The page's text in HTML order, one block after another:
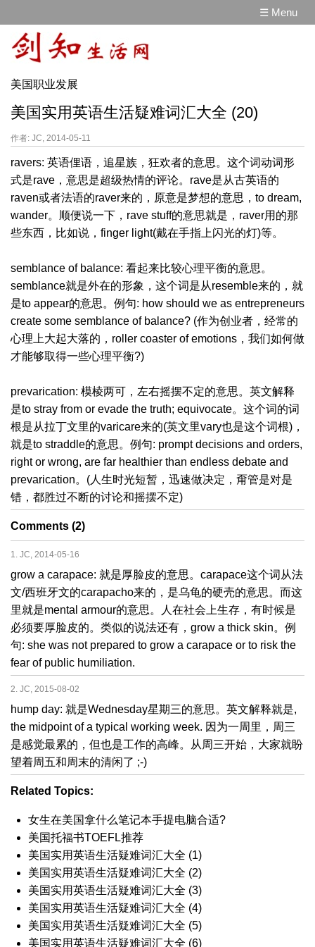
☰ Menu
美国职业发展
美国实用英语生活疑难词汇大全 (20)
作者: JC, 2014-05-11
ravers: 英语俚语，追星族，狂欢者的意思。这个词动词形
式是rave，意思是超级热情的评论。rave是从古英语的
raven或者法语的raver来的，原意是梦想的意思，to dream,
wander。顺便说一下，rave stuff的意思就是，raver用的那
些东西，比如说，finger light(戴在手指上闪光的灯)等。
semblance of balance: 看起来比较心理平衡的意思。
semblance就是外在的形象，这个词是从resemble来的，就
是to appear的意思。例句: how should we as entrepreneurs
create some semblance of balance? (作为创业者，经常的
心理上大起大落的，roller coaster of emotions，我们如何做
才能够取得一些心理平衡?)
prevarication: 模棱两可，左右摇摆不定的意思。英文解释
是to stray from or evade the truth; equivocate。这个词的词
根是从拉丁文里的varicare来的(英文里vary也是这个词根)，
就是to straddle的意思。例句: prompt decisions and orders,
right or wrong, are far healthier than endless debate and
prevarication。(人生时光短暂，迅速做决定，甭管是对是
错，都胜过不断的讨论和摇摆不定)
Comments (2)
1. JC, 2014-05-16
grow a carapace: 就是厚脸皮的意思。carapace这个词从法
文/西班牙文的carapacho来的，是乌龟的硬壳的意思。而这
里就是mental armour的意思。人在社会上生存，有时候是
必须要厚脸皮的。类似的说法还有，grow a thick skin。例
句: she was not prepared to grow a carapace or to risk the
fear of public humiliation.
2. JC, 2015-08-02
hump day: 就是Wednesday星期三的意思。英文解释就是,
the midpoint of a typical working week. 因为一周里，周三
是感觉最累的，但也是工作的高峰。从周三开始，大家就盼
望着周五和周末的清闲了 ;-)
Related Topics:
女生在美国拿什么笔记本手提电脑合适?
美国托福书TOEFL推荐
美国实用英语生活疑难词汇大全 (1)
美国实用英语生活疑难词汇大全 (2)
美国实用英语生活疑难词汇大全 (3)
美国实用英语生活疑难词汇大全 (4)
美国实用英语生活疑难词汇大全 (5)
美国实用英语生活疑难词汇大全 (6)